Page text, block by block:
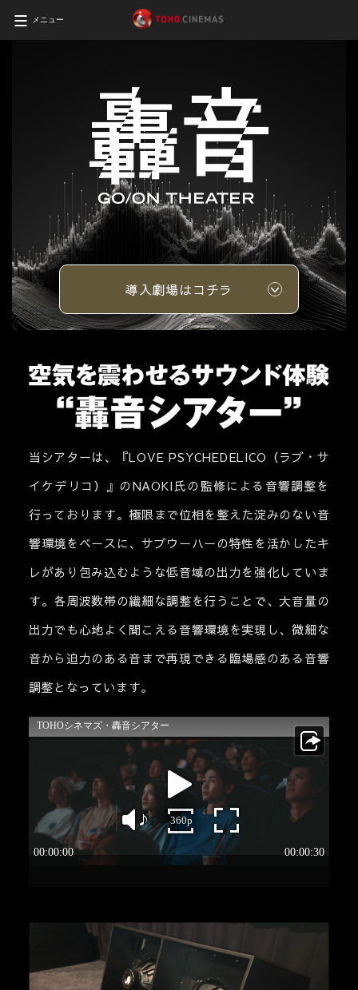
メニュー
導入劇場はコチラ
当シアターは、『LOVE PSYCHEDELICO（ラブ・サ
イケデリコ）』のNAOKI氏の監修による音響調整を
行っております。極限まで位相を整えた淀みのない音
響環境をベースに、サブウーハーの特性を活かしたキ
レがあり包み込むような低音域の出力を強化していま
す。各周波数帯の繊細な調整を行うことで、大音量の
出力でも心地よく聞こえる音響環境を実現し、微細な
音から迫力のある音まで再現できる臨場感のある音響
調整となっています。